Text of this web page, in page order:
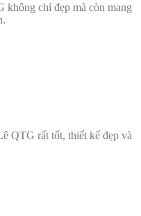
không chỉ đẹp mà còn mang
QTG rất tốt, thiết kế đẹp và